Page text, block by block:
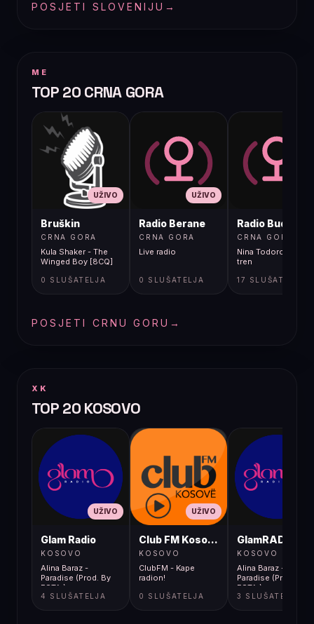
POSJETI SLOVENIJU →
ME
TOP 20 CRNA GORA
UŽIVO
Bruškin
CRNA GORA
Kula Shaker - The
Winged Boy [8CQ]
0 SLUŠATELJA
UŽIVO
Radio Berane
CRNA GORA
Live radio
0 SLUŠATELJA
Radio Budva
CRNA GORA
Nina Todorovic -
tren
17 SLUŠATELJA
POSJETI CRNU GORU →
XK
TOP 20 KOSOVO
UŽIVO
Glam Radio
KOSOVO
Alina Baraz -
Paradise (Prod. By
ESTA.)
4 SLUŠATELJA
UŽIVO
Club FM Kosovë
KOSOVO
ClubFM - Kape
radion!
0 SLUŠATELJA
GlamRADIO
KOSOVO
Alina Baraz -
Paradise (Prod. By
ESTA.)
3 SLUŠATELJA